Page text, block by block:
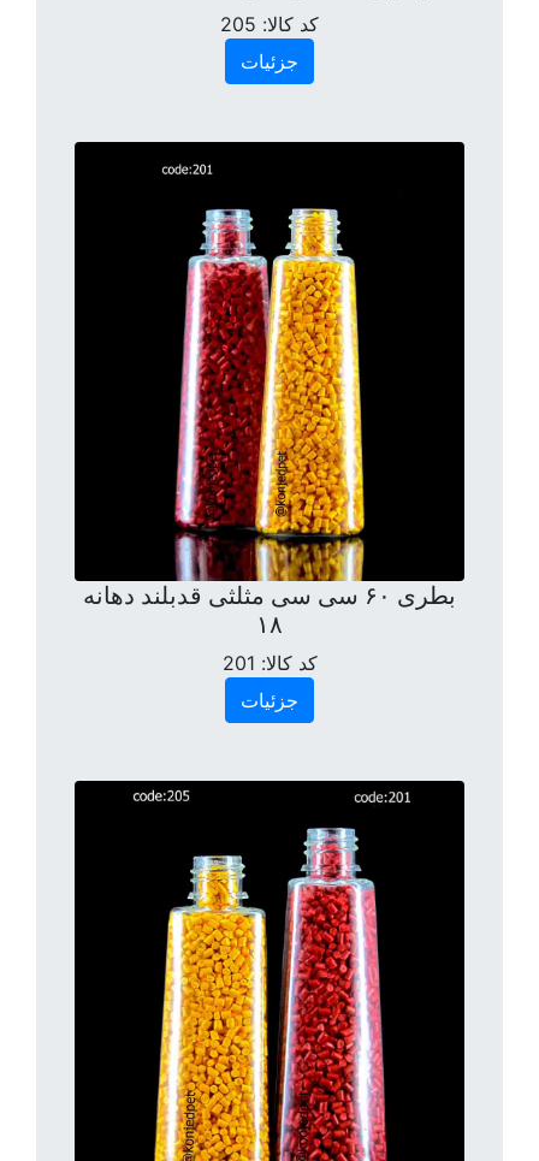
کد کالا: 205
جزئیات
بطری ۶۰ سی سی مثلثی قدبلند دهانه
۱۸
کد کالا: 201
جزئیات